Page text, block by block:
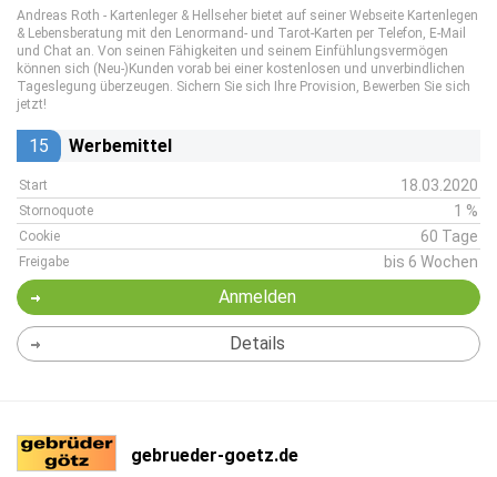
Andreas Roth - Kartenleger & Hellseher bietet auf seiner Webseite Kartenlegen
& Lebensberatung mit den Lenormand- und Tarot-Karten per Telefon, E-Mail
und Chat an. Von seinen Fähigkeiten und seinem Einfühlungsvermögen
können sich (Neu-)Kunden vorab bei einer kostenlosen und unverbindlichen
Tageslegung überzeugen. Sichern Sie sich Ihre Provision, Bewerben Sie sich
jetzt!
15 Werbemittel
Start 18.03.2020
Stornoquote 1 %
Cookie 60 Tage
Freigabe bis 6 Wochen
Anmelden
Details
gebrueder-goetz.de